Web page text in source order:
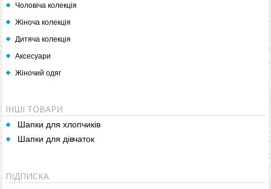
Чоловіча колекція
Жіноча колекція
Дитяча колекція
Аксесуари
Жіночий одяг
ІНШІ ТОВАРИ
Шапки для хлопчиків
Шапки для дівчаток
ПІДПИСКА